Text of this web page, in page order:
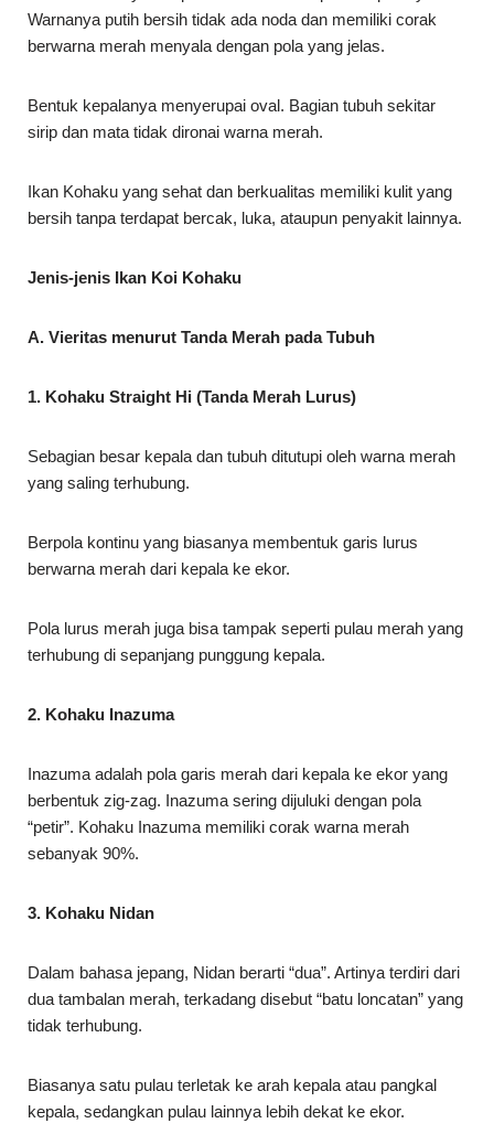
Warnanya putih bersih tidak ada noda dan memiliki corak
berwarna merah menyala dengan pola yang jelas.
Bentuk kepalanya menyerupai oval. Bagian tubuh sekitar
sirip dan mata tidak dironai warna merah.
Ikan Kohaku yang sehat dan berkualitas memiliki kulit yang
bersih tanpa terdapat bercak, luka, ataupun penyakit lainnya.
Jenis-jenis Ikan Koi Kohaku
A. Vieritas menurut Tanda Merah pada Tubuh
1. Kohaku Straight Hi (Tanda Merah Lurus)
Sebagian besar kepala dan tubuh ditutupi oleh warna merah
yang saling terhubung.
Berpola kontinu yang biasanya membentuk garis lurus
berwarna merah dari kepala ke ekor.
Pola lurus merah juga bisa tampak seperti pulau merah yang
terhubung di sepanjang punggung kepala.
2. Kohaku Inazuma
Inazuma adalah pola garis merah dari kepala ke ekor yang
berbentuk zig-zag. Inazuma sering dijuluki dengan pola
“petir”. Kohaku Inazuma memiliki corak warna merah
sebanyak 90%.
3. Kohaku Nidan
Dalam bahasa jepang, Nidan berarti “dua”. Artinya terdiri dari
dua tambalan merah, terkadang disebut “batu loncatan” yang
tidak terhubung.
Biasanya satu pulau terletak ke arah kepala atau pangkal
kepala, sedangkan pulau lainnya lebih dekat ke ekor.